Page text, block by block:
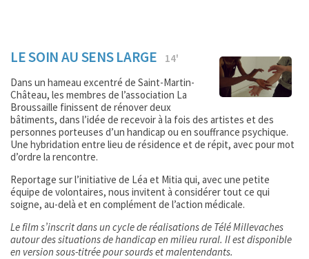
LE SOIN AU SENS LARGE 14'
Dans un hameau excentré de Saint-Martin-
Château, les membres de l’association La
Broussaille finissent de rénover deux
bâtiments, dans l’idée de recevoir à la fois des artistes et des
personnes porteuses d’un handicap ou en souffrance psychique.
Une hybridation entre lieu de résidence et de répit, avec pour mot
d’ordre la rencontre.
Reportage sur l’initiative de Léa et Mitia qui, avec une petite
équipe de volontaires, nous invitent à considérer tout ce qui
soigne, au-delà et en complément de l’action médicale.
Le film s’inscrit dans un cycle de réalisations de Télé Millevaches
autour des situations de handicap en milieu rural. Il est disponible
en version sous-titrée pour sourds et malentendants.